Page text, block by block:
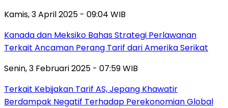
Kamis, 3 April 2025 - 09:04 WIB
Kanada dan Meksiko Bahas Strategi Perlawanan
Terkait Ancaman Perang Tarif dari Amerika Serikat
Senin, 3 Februari 2025 - 07:59 WIB
Terkait Kebijakan Tarif AS, Jepang Khawatir
Berdampak Negatif Terhadap Perekonomian Global